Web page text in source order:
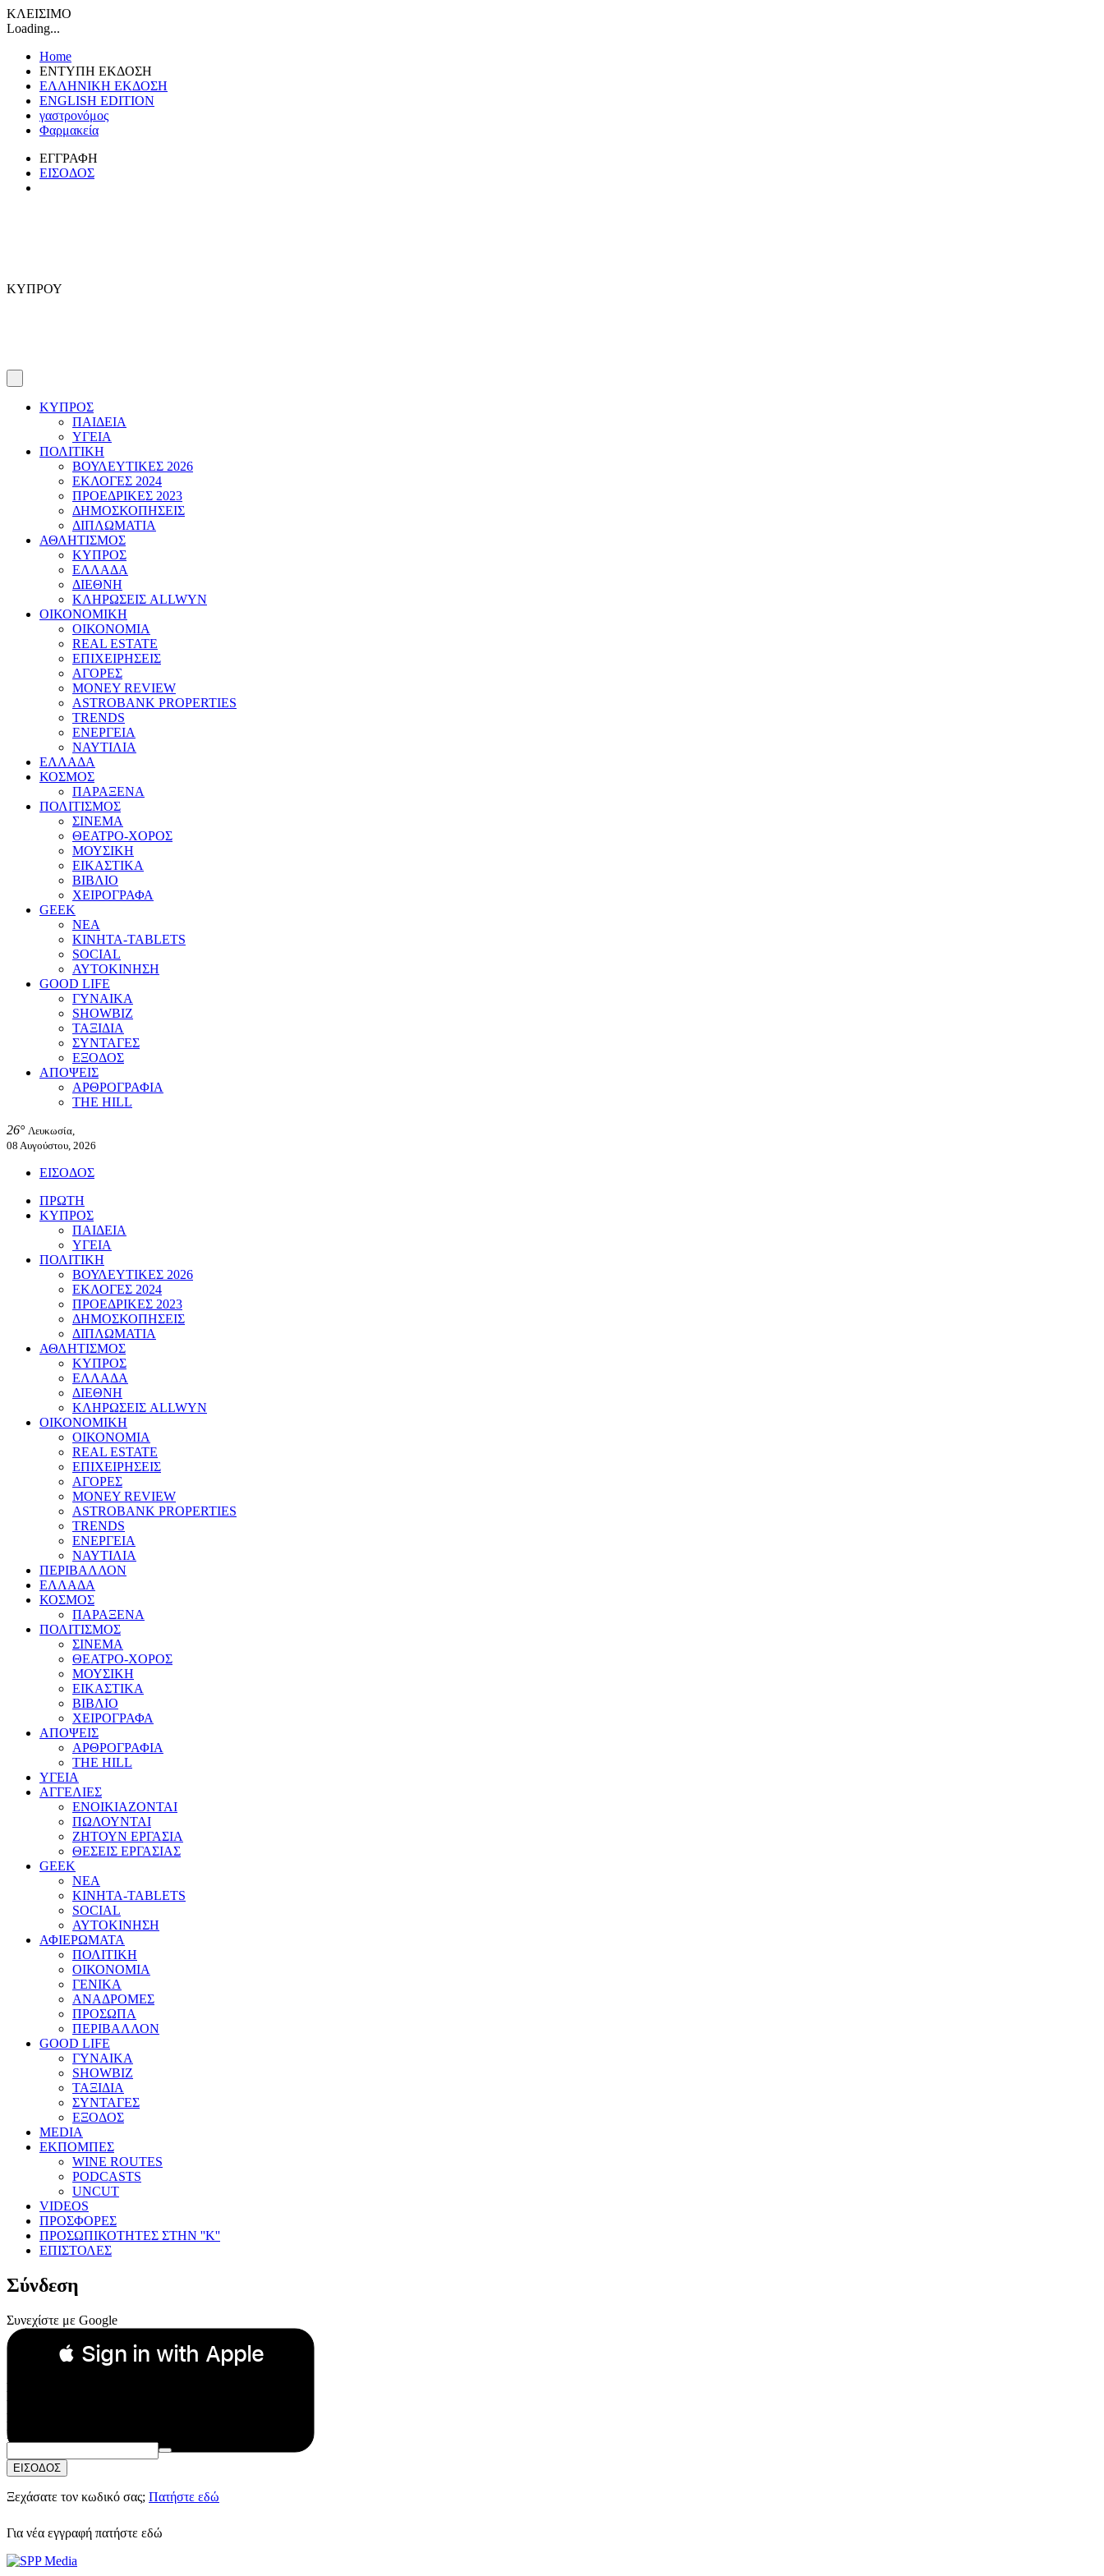
ΚΛΕΙΣΙΜΟ
Loading...
Home
ΕΝΤΥΠΗ ΕΚΔΟΣΗ
ΕΛΛΗΝΙΚΗ ΕΚΔΟΣΗ
ENGLISH EDITION
γαστρονόμος
Φαρμακεία
ΕΓΓΡΑΦΗ
ΕΙΣΟΔΟΣ
ΚΥΠΡΟΥ
ΚΥΠΡΟΣ
ΠΑΙΔΕΙΑ
ΥΓΕΙΑ
ΠΟΛΙΤΙΚΗ
ΒΟΥΛΕΥΤΙΚΕΣ 2026
ΕΚΛΟΓΕΣ 2024
ΠΡΟΕΔΡΙΚΕΣ 2023
ΔΗΜΟΣΚΟΠΗΣΕΙΣ
ΔΙΠΛΩΜΑΤΙΑ
ΑΘΛΗΤΙΣΜΟΣ
ΚΥΠΡΟΣ
ΕΛΛΑΔΑ
ΔΙΕΘΝΗ
ΚΛΗΡΩΣΕΙΣ ALLWYN
ΟΙΚΟΝΟΜΙΚΗ
ΟΙΚΟΝΟΜΙΑ
REAL ESTATE
ΕΠΙΧΕΙΡΗΣΕΙΣ
ΑΓΟΡΕΣ
MONEY REVIEW
ASTROBANK PROPERTIES
TRENDS
ΕΝΕΡΓΕΙΑ
ΝΑΥΤΙΛΙΑ
ΕΛΛΑΔΑ
ΚΟΣΜΟΣ
ΠΑΡΑΞΕΝΑ
ΠΟΛΙΤΙΣΜΟΣ
ΣΙΝΕΜΑ
ΘΕΑΤΡΟ-ΧΟΡΟΣ
ΜΟΥΣΙΚΗ
ΕΙΚΑΣΤΙΚΑ
ΒΙΒΛΙΟ
ΧΕΙΡΟΓΡΑΦΑ
GEEK
ΝΕΑ
ΚΙΝΗΤΑ-TABLETS
SOCIAL
ΑΥΤΟΚΙΝΗΣΗ
GOOD LIFE
ΓΥΝΑΙΚΑ
SHOWBIZ
ΤΑΞΙΔΙΑ
ΣΥΝΤΑΓΕΣ
ΕΞΟΔΟΣ
ΑΠΟΨΕΙΣ
ΑΡΘΡΟΓΡΑΦΙΑ
THE HILL
26° Λευκωσία,
08 Αυγούστου, 2026
ΕΙΣΟΔΟΣ
ΠΡΩΤΗ
ΚΥΠΡΟΣ
ΠΑΙΔΕΙΑ
ΥΓΕΙΑ
ΠΟΛΙΤΙΚΗ
ΒΟΥΛΕΥΤΙΚΕΣ 2026
ΕΚΛΟΓΕΣ 2024
ΠΡΟΕΔΡΙΚΕΣ 2023
ΔΗΜΟΣΚΟΠΗΣΕΙΣ
ΔΙΠΛΩΜΑΤΙΑ
ΑΘΛΗΤΙΣΜΟΣ
ΚΥΠΡΟΣ
ΕΛΛΑΔΑ
ΔΙΕΘΝΗ
ΚΛΗΡΩΣΕΙΣ ALLWYN
ΟΙΚΟΝΟΜΙΚΗ
ΟΙΚΟΝΟΜΙΑ
REAL ESTATE
ΕΠΙΧΕΙΡΗΣΕΙΣ
ΑΓΟΡΕΣ
MONEY REVIEW
ASTROBANK PROPERTIES
TRENDS
ΕΝΕΡΓΕΙΑ
ΝΑΥΤΙΛΙΑ
ΠΕΡΙΒΑΛΛΟΝ
ΕΛΛΑΔΑ
ΚΟΣΜΟΣ
ΠΑΡΑΞΕΝΑ
ΠΟΛΙΤΙΣΜΟΣ
ΣΙΝΕΜΑ
ΘΕΑΤΡΟ-ΧΟΡΟΣ
ΜΟΥΣΙΚΗ
ΕΙΚΑΣΤΙΚΑ
ΒΙΒΛΙΟ
ΧΕΙΡΟΓΡΑΦΑ
ΑΠΟΨΕΙΣ
ΑΡΘΡΟΓΡΑΦΙΑ
THE HILL
ΥΓΕΙΑ
ΑΓΓΕΛΙΕΣ
ΕΝΟΙΚΙΑΖΟΝΤΑΙ
ΠΩΛΟΥΝΤΑΙ
ΖΗΤΟΥΝ ΕΡΓΑΣΙΑ
ΘΕΣΕΙΣ ΕΡΓΑΣΙΑΣ
GEEK
ΝΕΑ
ΚΙΝΗΤΑ-TABLETS
SOCIAL
ΑΥΤΟΚΙΝΗΣΗ
ΑΦΙΕΡΩΜΑΤΑ
ΠΟΛΙΤΙΚΗ
ΟΙΚΟΝΟΜΙΑ
ΓΕΝΙΚΑ
ΑΝΑΔΡΟΜΕΣ
ΠΡΟΣΩΠΑ
ΠΕΡΙΒΑΛΛΟΝ
GOOD LIFE
ΓΥΝΑΙΚΑ
SHOWBIZ
ΤΑΞΙΔΙΑ
ΣΥΝΤΑΓΕΣ
ΕΞΟΔΟΣ
MEDIA
ΕΚΠΟΜΠΕΣ
WINE ROUTES
PODCASTS
UNCUT
VIDEOS
ΠΡΟΣΦΟΡΕΣ
ΠΡΟΣΩΠΙΚΟΤΗΤΕΣ ΣΤΗΝ ''Κ''
ΕΠΙΣΤΟΛΕΣ
Σύνδεση
Συνεχίστε με Google
 Sign in with Apple
Συνεχίστε με Apple
ή
Email:
Κωδικός Πρόσβασης:
ΕΙΣΟΔΟΣ
Ξεχάσατε τον κωδικό σας; Πατήστε εδώ
Για νέα εγγραφή πατήστε εδώ